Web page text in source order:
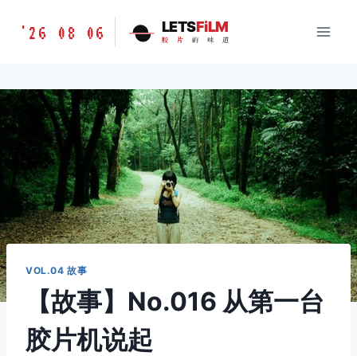
胶
味
LETSFILM
'26 08 06 LETSFiLM
胶 片 的 味 道
VOL.04 故事
【故事】No.016 从第一台
胶片机说起